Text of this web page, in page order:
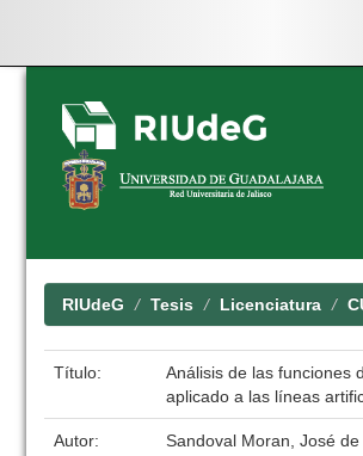
Skip
navigation
RIUdeG Tesis Licenciatura
Título:
Análisis de las funciones
aplicado a las líneas
Autor:
Sandoval Moran, José